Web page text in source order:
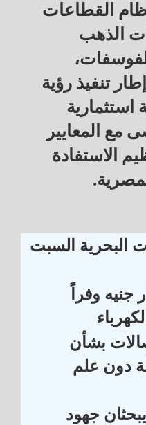
القطاعات
الذهب
تنفيذ رؤية
استثمارية
مع المعايير
الاستفادة
البحرية السبت
: 20 مليار جنيه وفراً
بشأن
دون علم
جهود